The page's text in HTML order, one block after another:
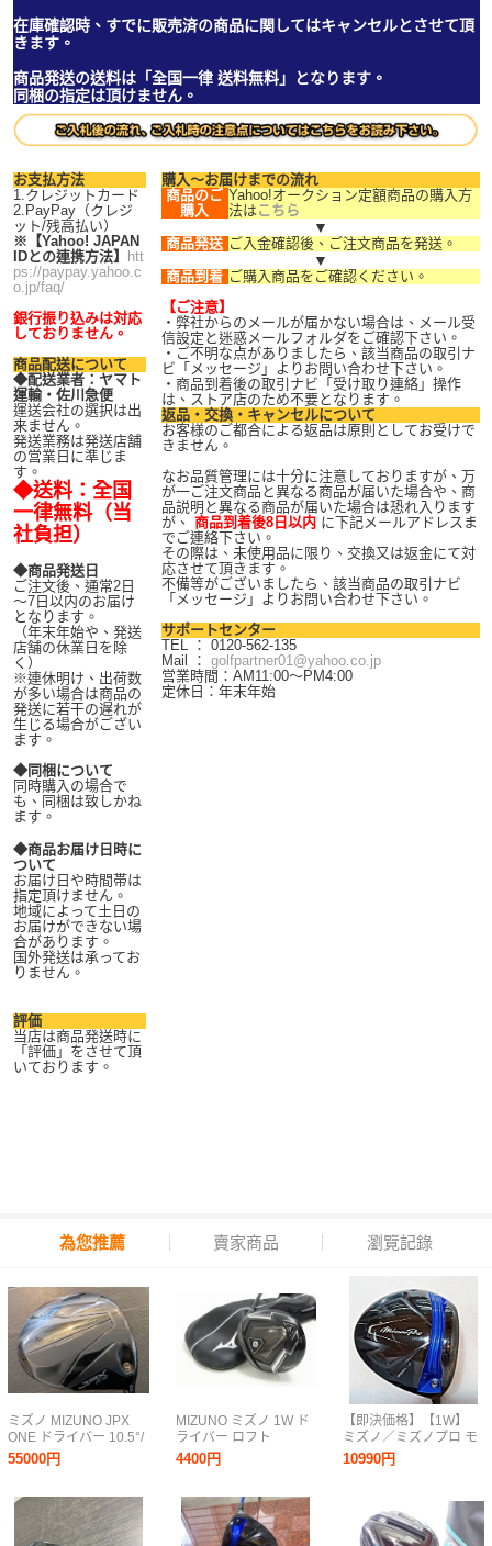
在庫確認時、すでに販売済の商品に関してはキャンセルとさせて頂
きます。
商品発送の送料は「全国一律 送料無料」となります。
同梱の指定は頂けません。
お支払方法
1.クレジットカード
2.PayPay（クレジ
ット/残高払い）
※【Yahoo! JAPAN
IDとの連携方法】 htt
ps://paypay.yahoo.c
o.jp/faq/
銀行振り込みは対応
しておりません。
商品配送について
◆配送業者：ヤマト
運輸・佐川急便
運送会社の選択は出
来ません。
発送業務は発送店舗
の営業日に準じま
す。
◆送料：全国
一律無料（当
社負担）
◆商品発送日
ご注文後、通常2日
～7日以内のお届け
となります。
（年末年始や、発送
店舗の休業日を除
く）
※連休明け、出荷数
が多い場合は商品の
発送に若干の遅れが
生じる場合がござい
ます。
◆同梱について
同時購入の場合で
も、同梱は致しかね
ます。
◆商品お届け日時に
ついて
お届け日や時間帯は
指定頂けません。
地域によって土日の
お届けができない場
合があります。
国外発送は承ってお
りません。
評価
当店は商品発送時に
「評価」をさせて頂
いております。
購入～お届けまでの流れ
商品のご
購入
Yahoo!オークション定額商品の購入方
法は こちら
▼
商品発送 ご入金確認後、ご注文商品を発送。
▼
商品到着 ご購入商品をご確認ください。
【ご注意】
・弊社からのメールが届かない場合は、メール受
信設定と迷惑メールフォルダをご確認下さい。
・ご不明な点がありましたら、該当商品の取引ナ
ビ「メッセージ」よりお問い合わせ下さい。
・商品到着後の取引ナビ「受け取り連絡」操作
は、ストア店のため不要となります。
返品・交換・キャンセルについて
お客様のご都合による返品は原則としてお受けで
きません。
なお品質管理には十分に注意しておりますが、万
が一ご注文商品と異なる商品が届いた場合や、商
品説明と異なる商品が届いた場合は恐れ入ります
が、 商品到着後8日以内 に下記メールアドレスま
でご連絡下さい。
その際は、未使用品に限り、交換又は返金にて対
応させて頂きます。
不備等がございましたら、該当商品の取引ナビ
「メッセージ」よりお問い合わせ下さい。
サポートセンター
TEL ： 0120-562-135
Mail ： golfpartner01@yahoo.co.jp
営業時間：AM11:00～PM4:00
定休日：年末年始
為您推薦 賣家商品 瀏覽記錄
ミズノ MIZUNO JPX
ONE ドライバー 10.5°/
テンセイ レッド MM
D50/SR nanoalloy
55000円
MIZUNO ミズノ 1W ド
ライバー ロフト
角:10.5° フレックス:SR
長さ:45.5インチ バラン
MFUSION D44-SR 7-
E075Y/1/160
4400円
【即決価格】【1W】
ミズノ／ミズノプロ モ
デル−E／7.5−11.5度／
ツアーAD GM−1 D／
10990円